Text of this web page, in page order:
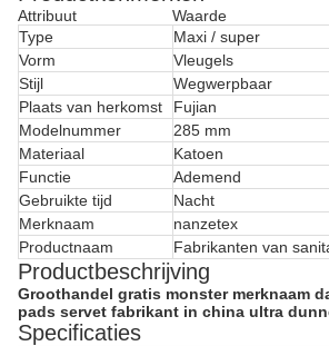
Attribuut
Waarde
Type
Maxi / super
Vorm
Vleugels
Stijl
Wegwerpbaar
Plaats van herkomst
Fujian
Modelnummer
285 mm
Materiaal
Katoen
Functie
Ademend
Gebruikte tijd
Nacht
Merknaam
nanzetex
Productnaam
Fabrikanten van
Productbeschrijving
Groothandel gratis monster merknaam
pads servet fabrikant in china ultra
Specificaties